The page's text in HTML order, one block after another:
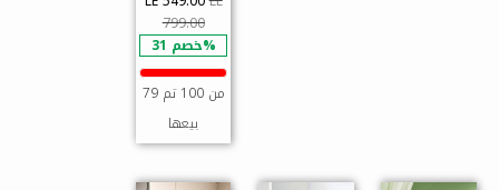
799.00
خصم 31%
79 من 100 تم
بيعها